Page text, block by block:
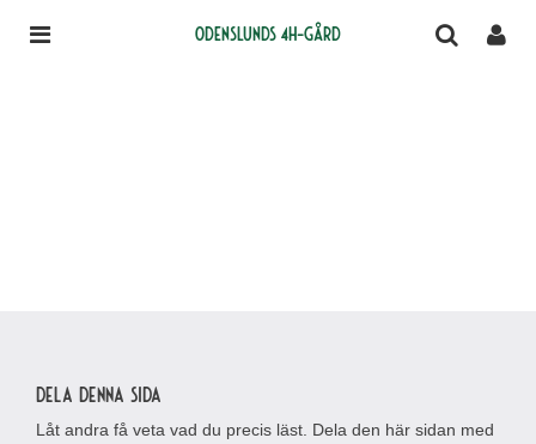
Odenslunds 4H-gård
Dela denna sida
Låt andra få veta vad du precis läst. Dela den här sidan med